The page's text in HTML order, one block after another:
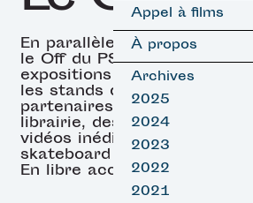
Appel à films
À propos
Archives
2025
2024
2023
2022
2021
En parallèle des projections,
le Off du PSSFF propose des
expositions (surf & skate),
les stands de nos
partenaires, un espace
librairie, des projections de
vidéos inédites de surf et
skateboard et des DJ sets.
En libre accès.